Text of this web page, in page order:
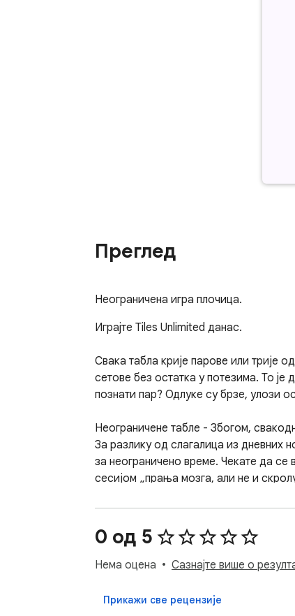
Преглед
Неограничена игра плочица.
Играјте Tiles Unlimited данас.
Свака табла крије парове или трије
сетове без остатка у потезима. То
познати пар? Одлуке су брзе, улози
Неограничене табле - Збогом,
За разлику од слагалица из дневних
за неограничено време. Чекате да се
сесијом „прања мозга, али не и
Већина онлајн пауза укључује више
вежбањем другог дела вашег мозга:
ресетују ваше очи и когницију пре
У дану испуњеном вербалним
0 од 5
Нема оцена Сазнајте више о
Прикажи све рецензије